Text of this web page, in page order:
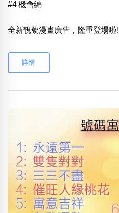
#4 機會編
全新靚號漫畫廣告，隆重登場啦!
詳情